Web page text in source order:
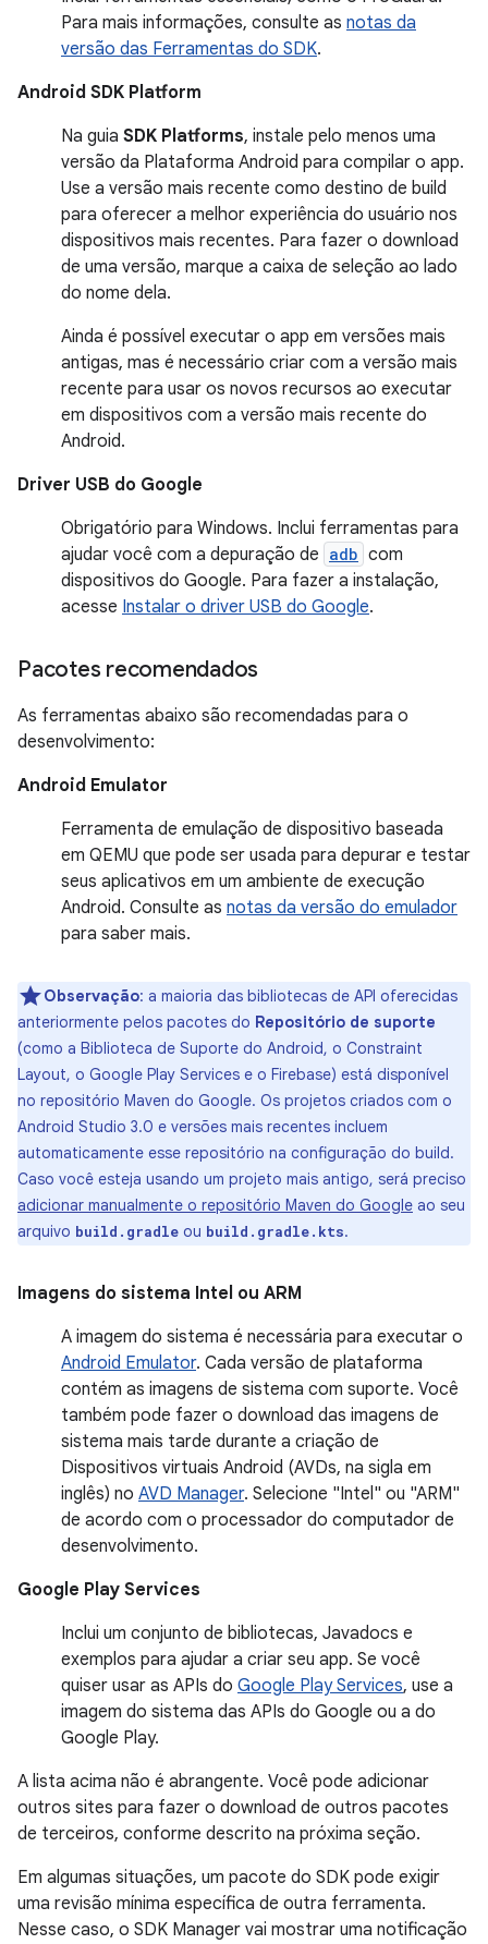
Para mais informações, consulte as notas da
versão das Ferramentas do SDK.
Android SDK Platform
Na guia SDK Platforms, instale pelo menos uma
versão da Plataforma Android para compilar o app.
Use a versão mais recente como destino de build
para oferecer a melhor experiência do usuário nos
dispositivos mais recentes. Para fazer o download
de uma versão, marque a caixa de seleção ao lado
do nome dela.
Ainda é possível executar o app em versões mais
antigas, mas é necessário criar com a versão mais
recente para usar os novos recursos ao executar
em dispositivos com a versão mais recente do
Android.
Driver USB do Google
Obrigatório para Windows. Inclui ferramentas para
ajudar você com a depuração de adb com
dispositivos do Google. Para fazer a instalação,
acesse Instalar o driver USB do Google.
Pacotes recomendados
As ferramentas abaixo são recomendadas para o
desenvolvimento:
Android Emulator
Ferramenta de emulação de dispositivo baseada
em QEMU que pode ser usada para depurar e testar
seus aplicativos em um ambiente de execução
Android. Consulte as notas da versão do emulador
para saber mais.
Observação: a maioria das bibliotecas de API oferecidas
anteriormente pelos pacotes do Repositório de suporte
(como a Biblioteca de Suporte do Android, o Constraint
Layout, o Google Play Services e o Firebase) está disponível
no repositório Maven do Google. Os projetos criados com o
Android Studio 3.0 e versões mais recentes incluem
automaticamente esse repositório na configuração do build.
Caso você esteja usando um projeto mais antigo, será preciso
adicionar manualmente o repositório Maven do Google ao seu
arquivo build.gradle ou build.gradle.kts.
Imagens do sistema Intel ou ARM
A imagem do sistema é necessária para executar o
Android Emulator. Cada versão de plataforma
contém as imagens de sistema com suporte. Você
também pode fazer o download das imagens de
sistema mais tarde durante a criação de
Dispositivos virtuais Android (AVDs, na sigla em
inglês) no AVD Manager. Selecione "Intel" ou "ARM"
de acordo com o processador do computador de
desenvolvimento.
Google Play Services
Inclui um conjunto de bibliotecas, Javadocs e
exemplos para ajudar a criar seu app. Se você
quiser usar as APIs do Google Play Services, use a
imagem do sistema das APIs do Google ou a do
Google Play.
A lista acima não é abrangente. Você pode adicionar
outros sites para fazer o download de outros pacotes
de terceiros, conforme descrito na próxima seção.
Em algumas situações, um pacote do SDK pode exigir
uma revisão mínima específica de outra ferramenta.
Nesse caso, o SDK Manager vai mostrar uma notificação